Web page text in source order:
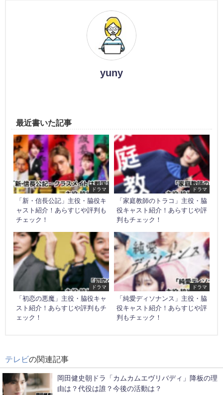
yuny
最近書いた記事
ドラマ
「新・信長公記」主役・脇役キ
ャスト紹介！あらすじや評判も
チェック！
ドラマ
「家庭教師のトラコ」主役・脇
役キャスト紹介！あらすじや評
判もチェック！
ドラマ
「初恋の悪魔」主役・脇役キャ
スト紹介！あらすじや評判もチ
ェック！
ドラマ
「純愛ディソナンス」主役・脇
役キャスト紹介！あらすじや評
判もチェック！
テレビの関連記事
岡田健史朝ドラ「カムカムエヴリバディ」降板の理
由は？代役は誰？今後の活動は？